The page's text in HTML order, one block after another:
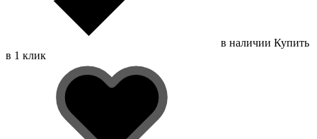
в наличии Купить
в 1 клик